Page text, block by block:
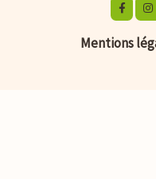
Mentions